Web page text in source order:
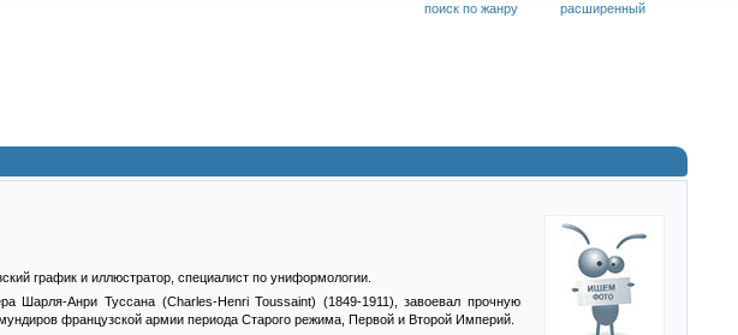
расширенный
поиск по жанру
график и иллюстратор, специалист по униформологии.
Шарля-Анри Туссана (Charles-Henri Toussaint) (1849-1911), завоевал прочную
французской армии периода Старого режима, Первой и Второй Империй.